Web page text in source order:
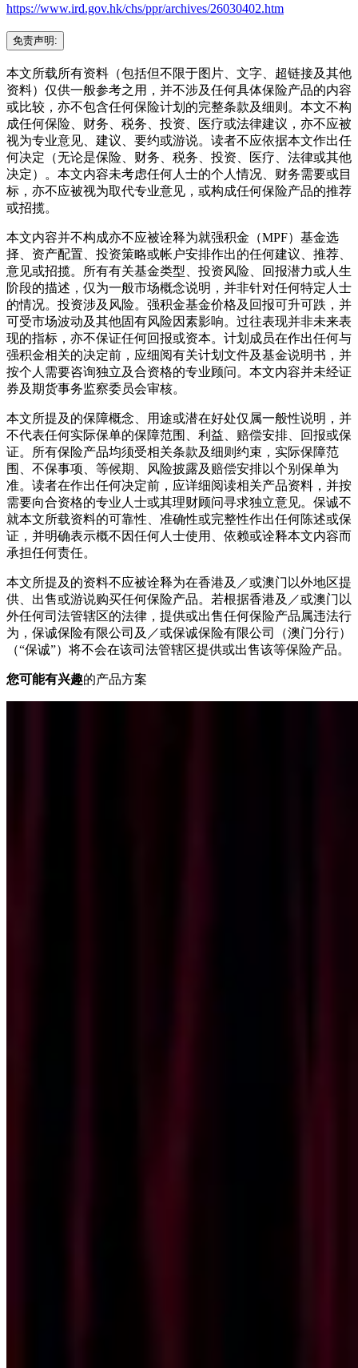
https://www.ird.gov.hk/chs/ppr/archives/26030402.htm
免责声明:
本文所载所有资料（包括但不限于图片、文字、超链接及其他
资料）仅供一般参考之用，并不涉及任何具体保险产品的内容
或比较，亦不包含任何保险计划的完整条款及细则。本文不构
成任何保险、财务、税务、投资、医疗或法律建议，亦不应被
视为专业意见、建议、要约或游说。读者不应依据本文作出任
何决定（无论是保险、财务、税务、投资、医疗、法律或其他
决定）。本文内容未考虑任何人士的个人情况、财务需要或目
标，亦不应被视为取代专业意见，或构成任何保险产品的推荐
或招揽。
本文内容并不构成亦不应被诠释为就强积金（MPF）基金选
择、资产配置、投资策略或帐户安排作出的任何建议、推荐、
意见或招揽。所有有关基金类型、投资风险、回报潜力或人生
阶段的描述，仅为一般市场概念说明，并非针对任何特定人士
的情况。投资涉及风险。强积金基金价格及回报可升可跌，并
可受市场波动及其他固有风险因素影响。过往表现并非未来表
现的指标，亦不保证任何回报或资本。计划成员在作出任何与
强积金相关的决定前，应细阅有关计划文件及基金说明书，并
按个人需要咨询独立及合资格的专业顾问。本文内容并未经证
券及期货事务监察委员会审核。
本文所提及的保障概念、用途或潜在好处仅属一般性说明，并
不代表任何实际保单的保障范围、利益、赔偿安排、回报或保
证。所有保险产品均须受相关条款及细则约束，实际保障范
围、不保事项、等候期、风险披露及赔偿安排以个别保单为
准。读者在作出任何决定前，应详细阅读相关产品资料，并按
需要向合资格的专业人士或其理财顾问寻求独立意见。保诚不
就本文所载资料的可靠性、准确性或完整性作出任何陈述或保
证，并明确表示概不因任何人士使用、依赖或诠释本文内容而
承担任何责任。
本文所提及的资料不应被诠释为在香港及／或澳门以外地区提
供、出售或游说购买任何保险产品。若根据香港及／或澳门以
外任何司法管辖区的法律，提供或出售任何保险产品属违法行
为，保诚保险有限公司及／或保诚保险有限公司（澳门分行）
（“保诚”）将不会在该司法管辖区提供或出售该等保险产品。
您可能有兴趣的产品方案